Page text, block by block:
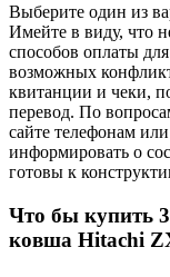
Выберите один из
Имейте в виду, что
способов оплаты
возможных
квитанции и чеки,
перевод. По
сайте телефонам
информировать о
готовы к
Что бы купить
ковша Hitachi